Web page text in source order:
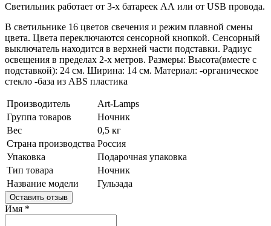
Светильник работает от 3-х батареек АА или от USB провода.
В светильнике 16 цветов свечения и режим плавной смены
цвета. Цвета переключаются сенсорной кнопкой. Сенсорный
выключатель находится в верхней части подставки. Радиус
освещения в пределах 2-х метров. Размеры: Высота(вместе с
подставкой): 24 см. Ширина: 14 см. Материал: -органическое
стекло -база из ABS пластика
Производитель
Art-Lamps
Группа товаров
Ночник
Вес
0,5 кг
Страна производства Россия
Упаковка
Подарочная упаковка
Тип товара
Ночник
Название модели
Гульзада
Оставить отзыв
Имя *